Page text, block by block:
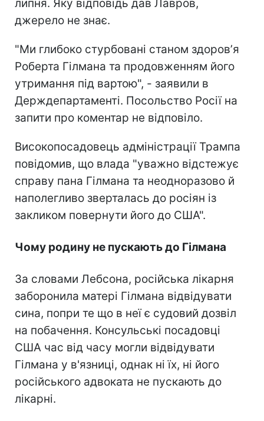
липня. Яку відповідь дав Лавров,
джерело не знає.
"Ми глибоко стурбовані станом здоровʼя
Роберта Гілмана та продовженням його
утримання під вартою", - заявили в
Держдепартаменті. Посольство Росії на
запити про коментар не відповіло.
Високопосадовець адміністрації Трампа
повідомив, що влада "уважно відстежує
справу пана Гілмана та неодноразово й
наполегливо зверталась до росіян із
закликом повернути його до США".
Чому родину не пускають до Гілмана
За словами Лебсона, російська лікарня
заборонила матері Гілмана відвідувати
сина, попри те що в неї є судовий дозвіл
на побачення. Консульські посадовці
США час від часу могли відвідувати
Гілмана у в'язниці, однак ні їх, ні його
російського адвоката не пускають до
лікарні.